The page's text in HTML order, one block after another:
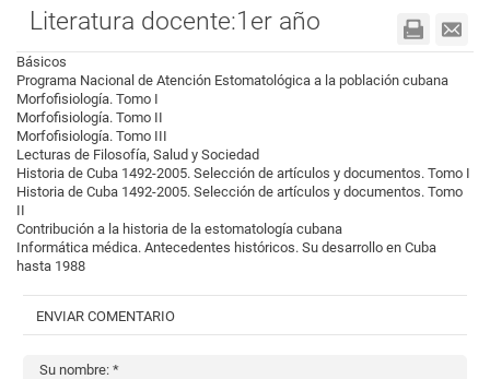
Literatura docente:1er año
Básicos
Programa Nacional de Atención Estomatológica a la población cubana
Morfofisiología. Tomo I
Morfofisiología. Tomo II
Morfofisiología. Tomo III
Lecturas de Filosofía, Salud y Sociedad
Historia de Cuba 1492-2005. Selección de artículos y documentos. Tomo I
Historia de Cuba 1492-2005. Selección de artículos y documentos. Tomo
II
Contribución a la historia de la estomatología cubana
Informática médica. Antecedentes históricos. Su desarrollo en Cuba
hasta 1988
ENVIAR COMENTARIO
Su nombre: *